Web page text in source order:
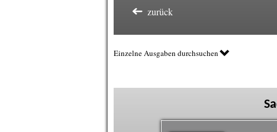
zurück
Einzelne Ausgaben durchsuchen